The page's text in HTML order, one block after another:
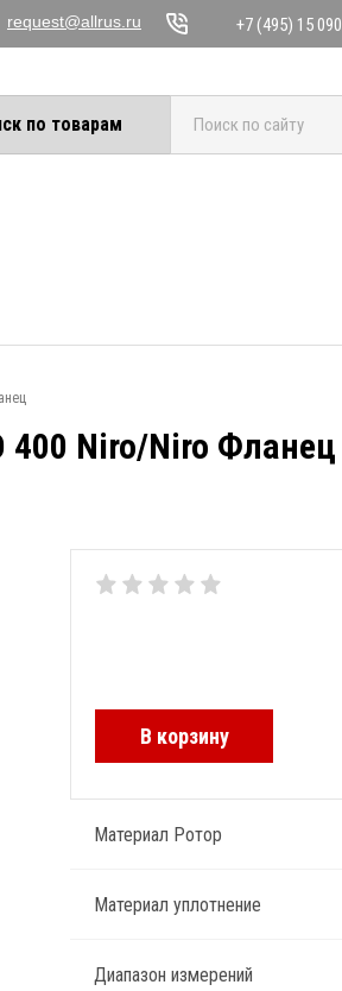
request@allrus.ru +7 (495) 15
по товарам
400 Niro/Niro Фланец
В корзину
Материал Ротор
Материал уплотнение
Диапазон измерений